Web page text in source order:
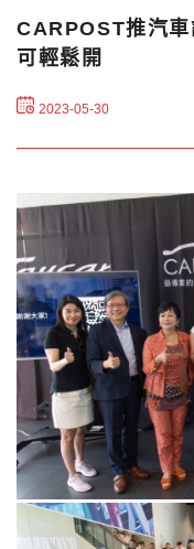
CARPOST推汽
可輕鬆開
2023-05-30